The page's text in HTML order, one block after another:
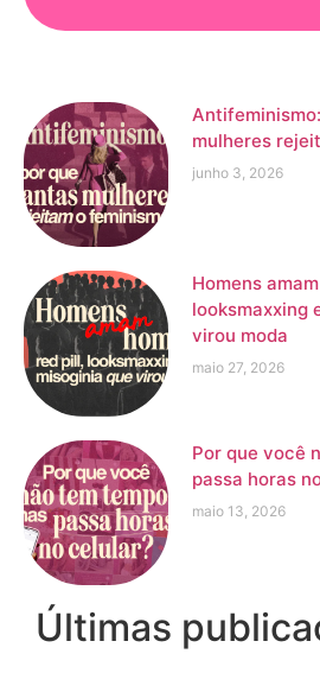
mulheres
junho 3, 2026
Homens
looksmaxxing
virou moda
maio 27, 2026
Por que você
passa horas
maio 13, 2026
Últimas